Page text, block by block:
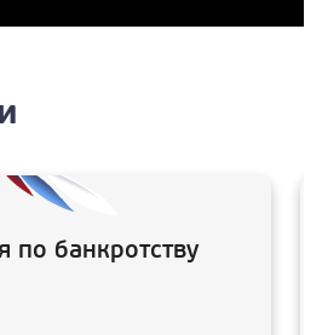
по банкротству